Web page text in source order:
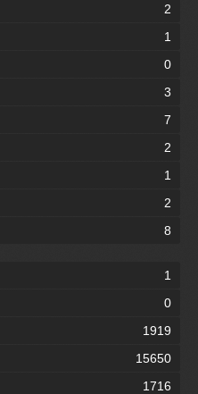
2
1
0
3
7
2
1
2
8
1
0
1919
15650
1716